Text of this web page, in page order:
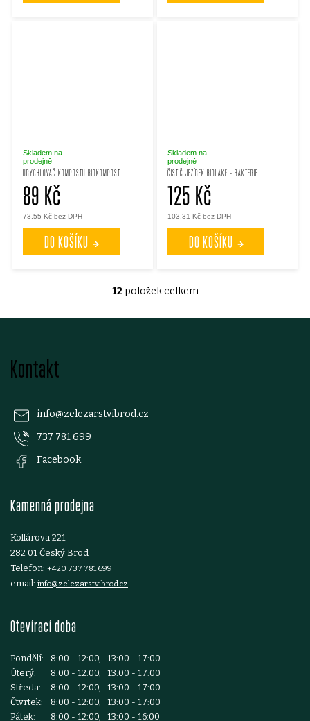
URYCHLOVAČ KOMPOSTU BIOKOMPOST
Skladem na
prodejně
73,55 Kč bez DPH
89 Kč
DO KOŠÍKU
ČISTIČ JEZÍREK BIOLAKE - BAKTERIE
Skladem na
prodejně
103,31 Kč bez DPH
125 Kč
DO KOŠÍKU
O
ý
p
12 položek celkem
Kontakt
info@zelezarstvibrod.cz
737 781 699
Facebook
Kamenná prodejna
Kollárova 221
282 01 Český Brod
Telefon: +420 737 781 699
email: info@zelezarstvibrod.cz
Otevírací doba
Pondělí:
8:00 - 12:00, 13:00 - 17:00
Úterý:
8:00 - 12:00, 13:00 - 17:00
Středa:
8:00 - 12:00, 13:00 - 17:00
Čtvrtek:
8:00 - 12:00, 13:00 - 17:00
Pátek:
8:00 - 12:00, 13:00 - 16:00